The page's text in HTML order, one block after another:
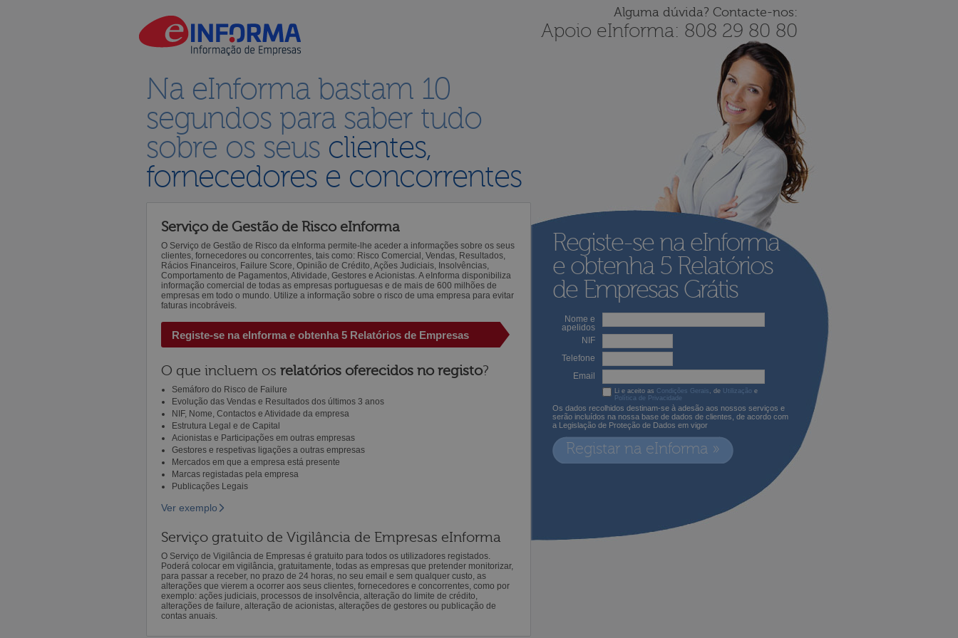
Alguma dúvida? Contacte-nos:
Apoio eInforma: 808 29 80 80
Registe-se na eInforma
e obtenha5 Relatórios
de Empresas Grátis
Nome e
apelidos
NIF
Telefone
Email
Li e aceito as Condições Gerais , de Utilização e
Política de Privacidade
Os dados recolhidos destinam-se à adesão aos nossos serviços e
serão incluídos na nossa base de dados de clientes, de acordo com
a Legislação de Proteção de Dados em vigor
Registar na eInforma »
Na eInforma bastam 10
segundos para saber tudo
sobre os seus clientes,
fornecedores e concorrentes
Serviço de Gestão de Risco eInforma
O Serviço de Gestão de Risco da eInforma permite-lhe aceder a informações sobre os seus
clientes, fornecedores ou concorrentes, tais como: Risco Comercial, Vendas, Resultados,
Rácios Financeiros, Failure Score, Opinião de Crédito, Ações Judiciais, Insolvências,
Comportamento de Pagamentos, Atividade, Gestores e Acionistas. A eInforma disponibiliza
informação comercial de todas as empresas portuguesas e de mais de 600 milhões de
empresas em todo o mundo. Utilize a informação sobre o risco de uma empresa para evitar
faturas incobráveis.
Registe-se na eInforma e obtenha 5 Relatórios de Empresas
O que incluem os relatórios oferecidos no registo?
Semáforo do Risco de Failure
Evolução das Vendas e Resultados dos últimos 3 anos
NIF, Nome, Contactos e Atividade da empresa
Estrutura Legal e de Capital
Acionistas e Participações em outras empresas
Gestores e respetivas ligações a outras empresas
Mercados em que a empresa está presente
Marcas registadas pela empresa
Publicações Legais
Ver exemplo
Serviço gratuito de Vigilância de Empresas eInforma
O Serviço de Vigilância de Empresas é gratuito para todos os utilizadores registados.
Poderá colocar em vigilância, gratuitamente, todas as empresas que pretender monitorizar,
para passar a receber, no prazo de 24 horas, no seu email e sem qualquer custo, as
alterações que vierem a ocorrer aos seus clientes, fornecedores e concorrentes, como por
exemplo: ações judiciais, processos de insolvência, alteração do limite de crédito,
alterações de failure, alteração de acionistas, alterações de gestores ou publicação de
contas anuais.